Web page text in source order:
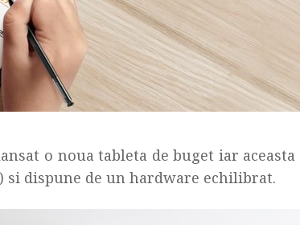
o noua tableta de buget iar
si dispune de un hardware echilibrat.